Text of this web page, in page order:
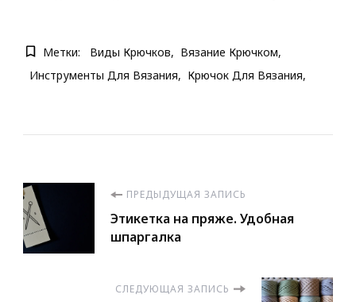
Метки: Виды Крючков
Вязание Крючком
Инструменты Для Вязания
Крючок Для Вязания
Навигация
по
записям
ПРЕДЫДУЩАЯ ЗАПИСЬ
Этикетка на пряже. Удобная
шпаргалка
СЛЕДУЮЩАЯ ЗАПИСЬ